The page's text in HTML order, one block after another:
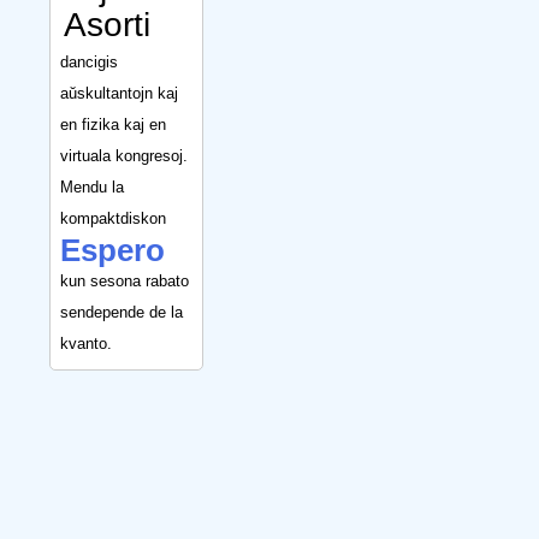
Asorti
dancigis
aŭskultantojn kaj
en fizika kaj en
virtuala kongresoj.
Mendu la
kompaktdiskon
Espero
kun sesona rabato
sendepende de la
kvanto.